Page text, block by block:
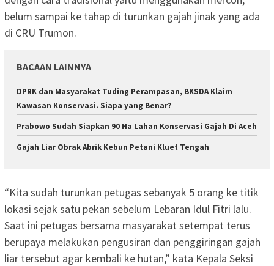
belum sampai ke tahap di turunkan gajah jinak yang ada
di CRU Trumon.
BACAAN LAINNYA
DPRK dan Masyarakat Tuding Perampasan, BKSDA Klaim
Kawasan Konservasi. Siapa yang Benar?
Prabowo Sudah Siapkan 90 Ha Lahan Konservasi Gajah Di Aceh
Gajah Liar Obrak Abrik Kebun Petani Kluet Tengah
“Kita sudah turunkan petugas sebanyak 5 orang ke titik
lokasi sejak satu pekan sebelum Lebaran Idul Fitri lalu.
Saat ini petugas bersama masyarakat setempat terus
berupaya melakukan pengusiran dan penggiringan gajah
liar tersebut agar kembali ke hutan,” kata Kepala Seksi